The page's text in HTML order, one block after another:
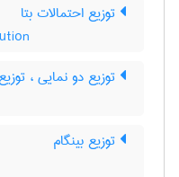
توزیع احتمالات بتا
توزیع دو نمایی ،
توزیع بینگام